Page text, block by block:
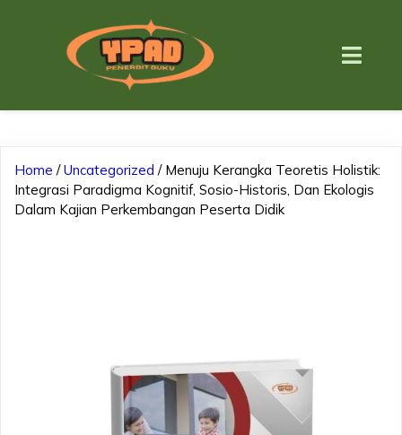
Home /Uncategorized / Menuju Kerangka Teoretis Holistik:
Integrasi Paradigma Kognitif, Sosio-Historis, Dan Ekologis
Dalam Kajian Perkembangan Peserta Didik